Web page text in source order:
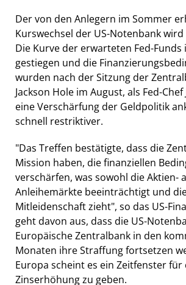
Der von den Anlegern im Sommer
Kurswechsel der US-Notenbank
Die Kurve der erwarteten Fed-Funds
gestiegen und die
wurden nach der Sitzung der
Jackson Hole im August, als Fed-
eine Verschärfung der Geldpolitik
schnell restriktiver.
"Das Treffen bestätigte, dass die
Mission haben, die finanziellen
verschärfen, was sowohl die Aktien-
Anleihemärkte beeinträchtigt und
Mitleidenschaft zieht", so das US-
geht davon aus, dass die US-
Europäische Zentralbank in den
Monaten ihre Straffung fortsetzen
Europa scheint es ein Zeitfenster für
Zinserhöhung zu geben.